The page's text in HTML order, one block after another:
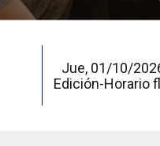
Jue, 01/10/
Edición-Horario